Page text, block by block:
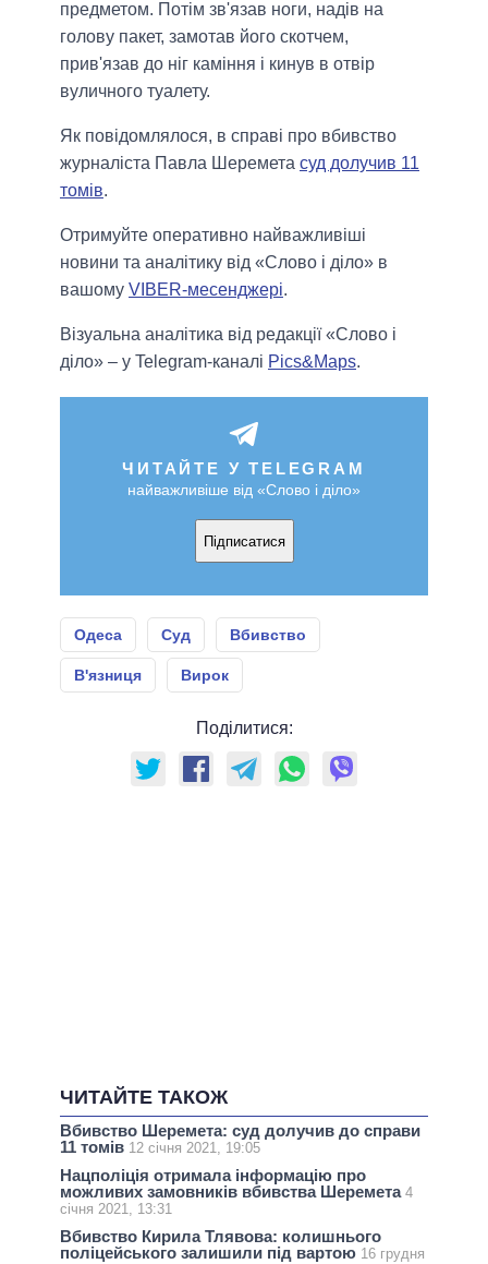
предметом. Потім зв'язав ноги, надів на
голову пакет, замотав його скотчем,
прив'язав до ніг каміння і кинув в отвір
вуличного туалету.
Як повідомлялося, в справі про вбивство
журналіста Павла Шеремета суд долучив 11
томів.
Отримуйте оперативно найважливіші
новини та аналітику від «Слово і діло» в
вашому VIBER-месенджері.
Візуальна аналітика від редакції «Слово і
діло» – у Telegram-каналі Pics&Maps.
ЧИТАЙТЕ У TELEGRAM
найважливіше від «Слово і діло»
Підписатися
Одеса Суд Вбивство
В'язниця Вирок
Поділитися:
ЧИТАЙТЕ ТАКОЖ
Вбивство Шеремета: суд долучив до справи
11 томів 12 січня 2021, 19:05
Нацполіція отримала інформацію про
можливих замовників вбивства Шеремета 4
січня 2021, 13:31
Вбивство Кирила Тлявова: колишнього
поліцейського залишили під вартою 16 грудня